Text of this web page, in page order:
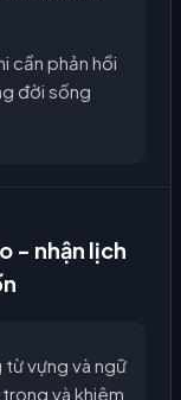
cần phản hồi
đời sống
- nhận lịch
từ vựng và ngữ
và khiêm